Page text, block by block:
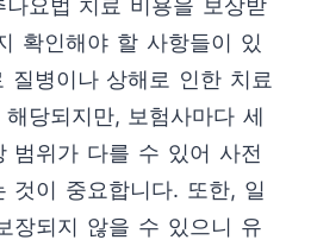
요법 치료 비용을 보상받
확인해야 할 사항들이 있
질병이나 상해로 인한 치료
당되지만, 보험사마다 세
범위가 다를 수 있어 사전
것이 중요합니다. 또한, 일
장되지 않을 수 있으니 유